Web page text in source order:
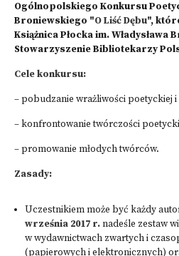
Ogólnopolskiego Konkursu
Broniewskiego "O Liść Dębu",
Książnica Płocka im. Władysława
Stowarzyszenie Bibliotekarzy
Cele konkursu:
– pobudzanie wrażliwości poetyckiej
– konfrontowanie twórczości
– promowanie młodych twórców.
Zasady:
Uczestnikiem może być każdy
września 2017 r.nadeśle zestaw
w wydawnictwach zwartych i
(papierowych i elektronicznych)